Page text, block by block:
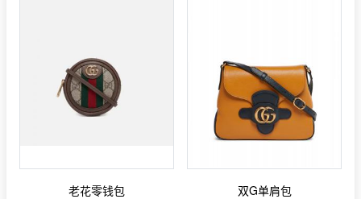
老花零钱包
双G单肩包